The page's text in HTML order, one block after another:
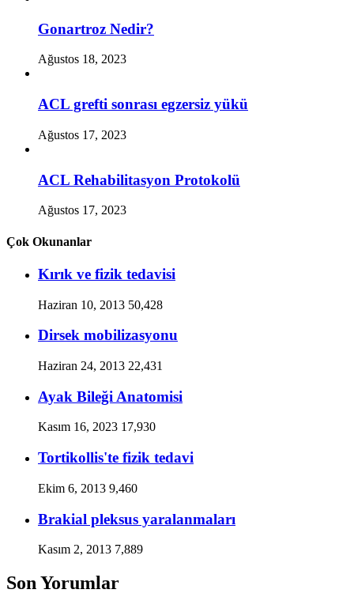
Gonartroz Nedir?
Ağustos 18, 2023
ACL grefti sonrası egzersiz yükü
Ağustos 17, 2023
ACL Rehabilitasyon Protokolü
Ağustos 17, 2023
Çok Okunanlar
Kırık ve fizik tedavisi
Haziran 10, 2013 50,428
Dirsek mobilizasyonu
Haziran 24, 2013 22,431
Ayak Bileği Anatomisi
Kasım 16, 2023 17,930
Tortikollis'te fizik tedavi
Ekim 6, 2013 9,460
Brakial pleksus yaralanmaları
Kasım 2, 2013 7,889
Son Yorumlar